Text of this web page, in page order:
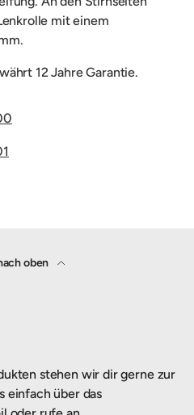
mit einem
12 Jahre Garantie.
oben
stehen wir dir gerne zur
einfach über das